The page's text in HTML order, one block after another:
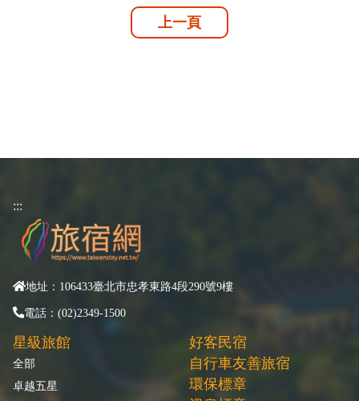
上一頁
:::
地址：106433臺北市忠孝東路4段290號9樓
電話：(02)2349-1500
星級旅館
全部
卓越五星
好客民宿
自行車友善旅宿
環保標章